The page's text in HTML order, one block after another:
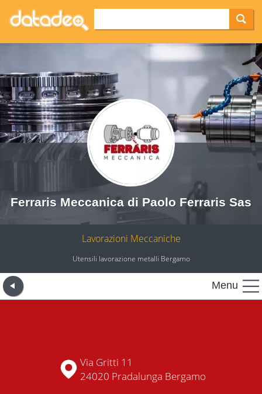
Ferraris Meccanica di Paolo Ferraris Sas
Lavorazioni Meccaniche
Utensili lavorazione metalli Bergamo
Menu
Via Gritti 11
24020 Pradalunga Bergamo